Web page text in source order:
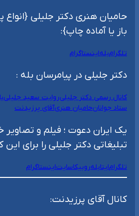
حامیان هنری دکتر جلیلی {انواع
باز یا آماده چاپ}:
تلگرامبلهاینستاگرام
دکتر جلیلی در پیامرسان بله :
کانال رسمی دکتر جلیلیروایت سعید جلیلی
ستاد جوانانحامیان هنریآقای پرزیدنت
یک ایران دعوت ؛ فیلم و
تبلیغاتی دکتر جلیلی را برای این
تلگرامایتابلهروبیکاسایتاینستاگرام
کانال آقای پرزیدنت: